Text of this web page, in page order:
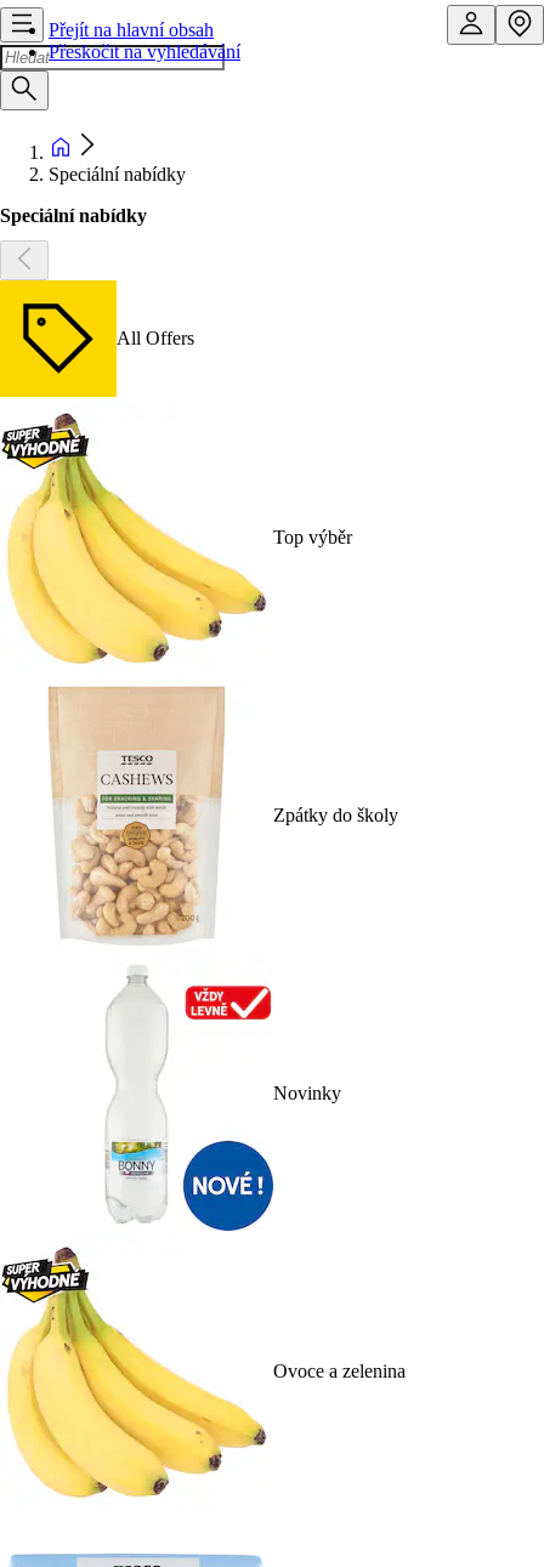
Přejít na hlavní obsah
Přeskočit na vyhledávání
Speciální nabídky
Speciální nabídky
All Offers
Top výběr
Zpátky do školy
Novinky
Ovoce a zelenina